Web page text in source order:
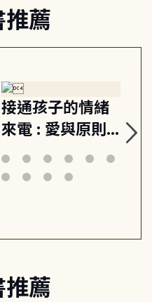
推薦
接通孩子的情緒
來電 : 愛與原則,
建立教養的安定
節奏 22個行動練
關
推薦